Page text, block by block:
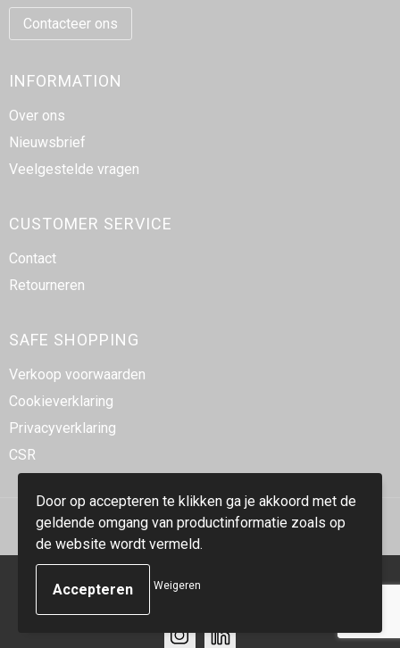
Contacteer ons
INFORMATION
Over ons
Nieuwsbrief
Veelgestelde vragen
CUSTOMER SERVICE
Contact
Retourneren
SAFE SHOPPING
Verkoop voorwaarden
Cookieverklaring
Privacyverklaring
CSR
© Copyright Smidt-Imex 2023
Door op accepteren te klikken ga je akkoord met de
geldende omgang van productinformatie zoals op
de website wordt vermeld.
Weigeren